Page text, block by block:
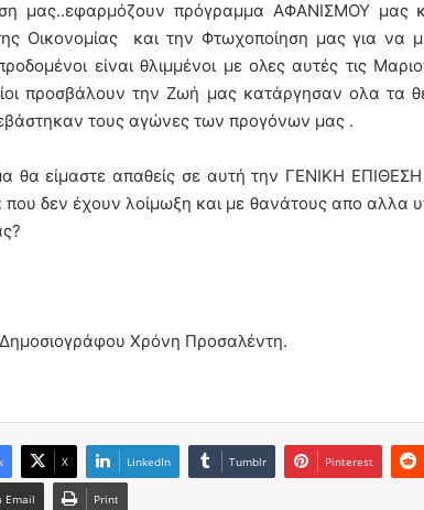
μας..εφαρμόζουν πρόγραμμα ΑΦΑΝΙΣΜΟΥ μας
Οικονομίας και την Φτωχοποίηση μας για να
είναι θλιμμένοι με ολες αυτές τις
προσβάλουν την Ζωή μας κατάργησαν ολα τα
τους αγώνες των προγόνων μας .
θα είμαστε απαθείς σε αυτή την ΓΕΝΙΚΗ
δεν έχουν λοίμωξη και με θανάτους απο αλλα
Χρόνη Προσαλέντη.
X LinkedIn Tumblr Pinterest
Email Print